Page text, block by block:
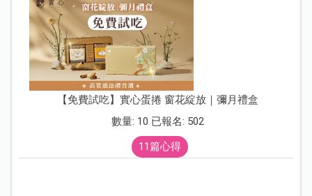
【免費試吃】實心蛋捲 窗花綻放｜彌月禮盒
數量: 10 已報名: 502
11篇心得